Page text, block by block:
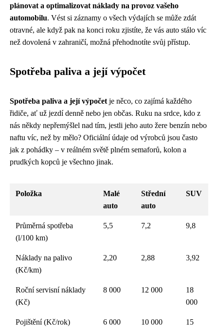
plánovat a optimalizovat náklady na provoz vašeho
automobilu. Vést si záznamy o všech výdajích se může zdát
otravné, ale když pak na konci roku zjistíte, že vás auto stálo víc
než dovolená v zahraničí, možná přehodnotíte svůj přístup.
Spotřeba paliva a její výpočet
Spotřeba paliva a její výpočet je něco, co zajímá každého
řidiče, ať už jezdí denně nebo jen občas. Ruku na srdce, kdo z
nás někdy nepřemýšlel nad tím, jestli jeho auto žere benzín nebo
naftu víc, než by mělo? Oficiální údaje od výrobců jsou často
jak z pohádky – v reálném světě plném semaforů, kolon a
prudkých kopců je všechno jinak.
Položka
Malé
auto
Střední
auto
SUV
Průměrná spotřeba
(l/100 km)
5,5 7,2 9,8
Náklady na palivo
(Kč/km)
2,20 2,88 3,92
Roční servisní náklady
(Kč)
8 000 12 000
18
000
Pojištění (Kč/rok) 6 000 10 000
15